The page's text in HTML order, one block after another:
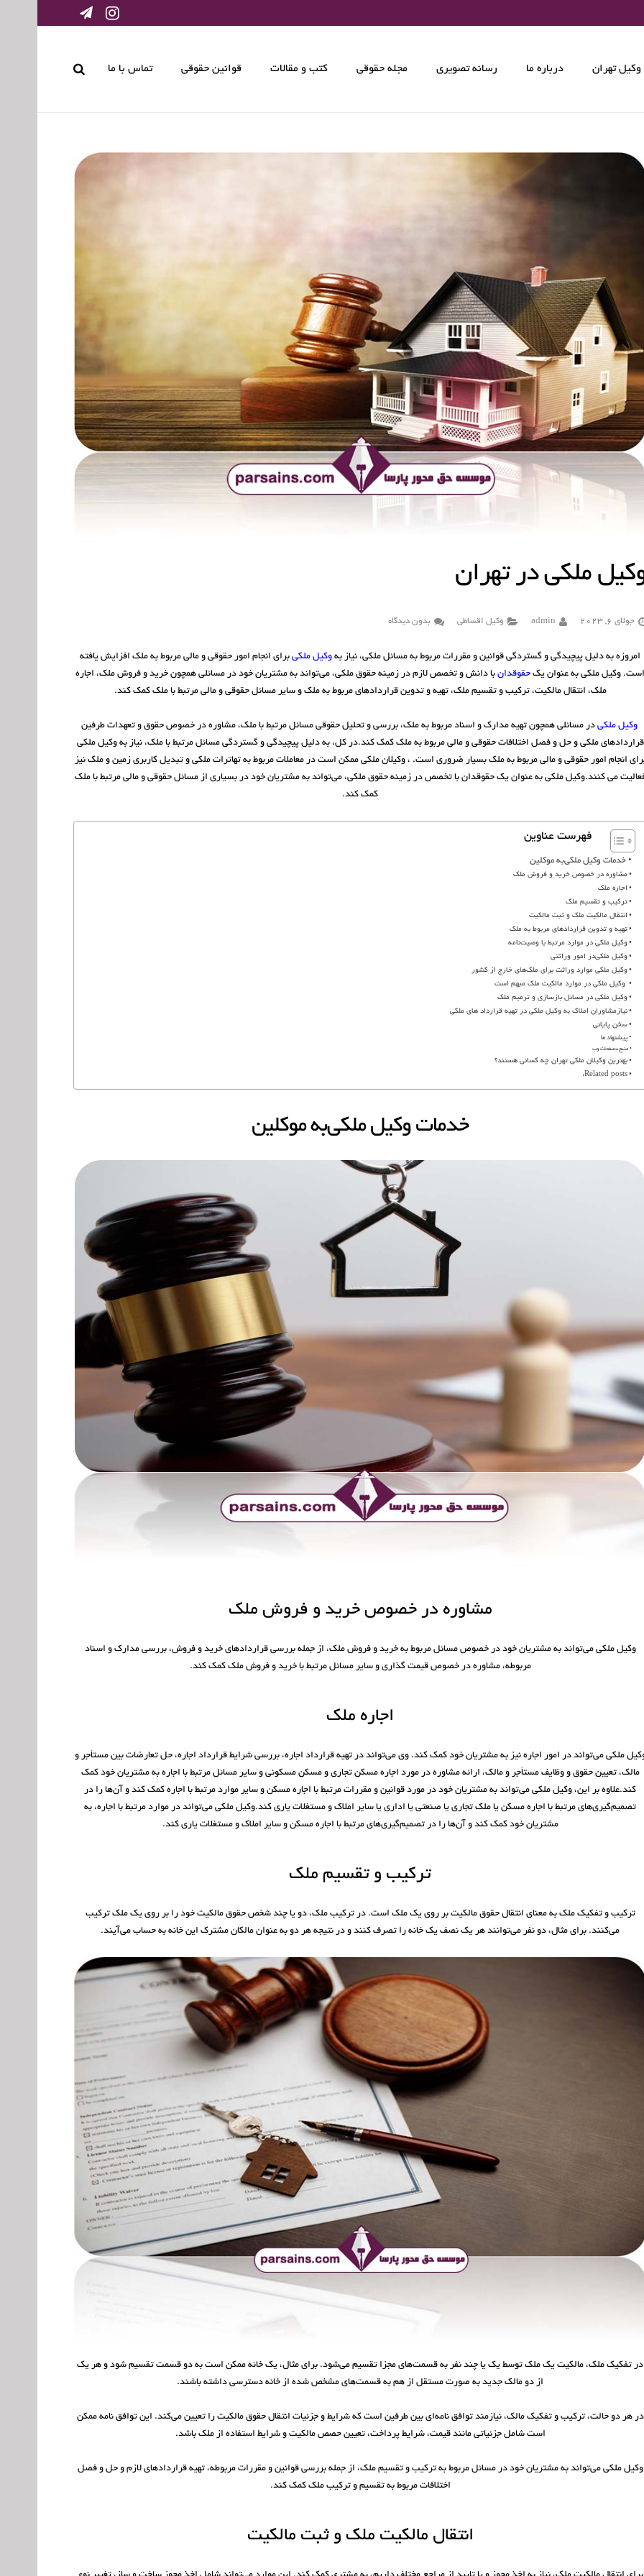
وکیل تهران درباره ما رسانه تصویری مجله حقوقی کتب و مقالات قوانین حقوقی تماس با ما
ملکی در تهران
جولای 6, 2023 admin وکیل اقساطی بدون دیدگاه
امروزه به دلیل پیچیدگی و گستردگی قوانین و مقررات مربوط به مسائل ملکی، نیاز به وکیل ملکی برای انجام امور حقوقی و مالی مربوط به ملک افزایش یافته
است. وکیل ملکی به عنوان یک حقوقدان با دانش و تخصص لازم در زمینه حقوق ملکی، می‌تواند به مشتریان خود در مسائلی همچون خرید و فروش ملک، اجاره
ملک، انتقال مالکیت، ترکیب و تقسیم ملک، تهیه و تدوین قراردادهای مربوط به ملک و سایر مسائل حقوقی و مالی مرتبط با ملک کمک کند.
وکیل ملکی در مسائلی همچون تهیه مدارک و اسناد مربوط به ملک، بررسی و تحلیل حقوقی مسائل مرتبط با ملک، مشاوره در خصوص حقوق و تعهدات طرفین
قراردادهای ملکی و حل و فصل اختلافات حقوقی و مالی مربوط به ملک کمک کند.در کل، به دلیل پیچیدگی و گستردگی مسائل مرتبط با ملک، نیاز به وکیل ملکی
انجام امور حقوقی و مالی مربوط به ملک بسیار ضروری است. ، وکیلان ملکی ممکن است در معاملات مربوط به تهاترات ملکی و تبدیل کاربری زمین و ملک نیز
می کنند.وکیل ملکی به عنوان یک حقوقدان با تخصص در زمینه حقوق ملکی، می‌تواند به مشتریان خود در بسیاری از مسائل حقوقی و مالی مرتبط با ملک
کمک کند.
فهرست عناوین
خدمات وکیل ملکی‌به موکلین
مشاوره در خصوص خرید و فروش ملک
اجاره ملک
ترکیب و تقسیم ملک
انتقال مالکیت ملک و ثبت مالکیت
تهیه و تدوین قراردادهای مربوط به ملک
وکیل ملکی در موارد مرتبط با وصیت‌نامه
وکیل ملکی‌در امور وراثتی
وکیل ملکی موارد وراثت برای ملک‌های خارج از کشور
وکیل ملکی در موارد مالکیت ملک مبهم است
وکیل ملکی در مسائل بازسازی و ترمیم ملک
نیازمشاوران املاک به وکیل ملکی در تهیه قرارداد های ملکی
سخن پایانی
پیشنهاد ما
منبع=صفحات وب
بهترین وکیلان ملکی تهران چه کسانی هستند؟
Related posts:
خدمات وکیل ملکی‌به موکلین
مشاوره در خصوص خرید و فروش ملک
وکیل ملکی می‌تواند به مشتریان خود در خصوص مسائل مربوط به خرید و فروش ملک، از جمله بررسی قراردادهای خرید و فروش، بررسی مدارک و اسناد
مربوطه، مشاوره در خصوص قیمت گذاری و سایر مسائل مرتبط با خرید و فروش ملک کمک کند.
اجاره ملک
ملکی می‌تواند در امور اجاره نیز به مشتریان خود کمک کند. وی می‌تواند در تهیه قرارداد اجاره، بررسی شرایط قرارداد اجاره، حل تعارضات بین مستأجر و
مالک، تعیین حقوق و وظایف مستأجر و مالک، ارائه مشاوره در مورد اجاره مسکن تجاری و مسکن مسکونی و سایر مسائل مرتبط با اجاره به مشتریان خود کمک
کند.علاوه بر این، وکیل ملکی می‌تواند به مشتریان خود در مورد قوانین و مقررات مرتبط با اجاره مسکن و سایر موارد مرتبط با اجاره کمک کند و آن‌ها را در
تصمیم‌گیری‌های مرتبط با اجاره مسکن یا ملک تجاری یا صنعتی یا اداری یا سایر املاک و مستغلات یاری کند.وکیل ملکی می‌تواند در موارد مرتبط با اجاره، به
مشتریان خود کمک کند و آن‌ها را در تصمیم‌گیری‌های مرتبط با اجاره مسکن و سایر املاک و مستغلات یاری کند.
ترکیب و تقسیم ملک
ترکیب و تفکیک ملک به معنای انتقال حقوق مالکیت بر روی یک ملک است. در ترکیب ملک، دو یا چند شخص حقوق مالکیت خود را بر روی یک ملک ترکیب
می‌کنند. برای مثال، دو نفر می‌توانند هر یک نصف یک خانه را تصرف کنند و در نتیجه هر دو به عنوان مالکان مشترک این خانه به حساب می‌آیند.
در تفکیک ملک، مالکیت یک ملک توسط یک یا چند نفر به قسمت‌های مجزا تقسیم می‌شود. برای مثال، یک خانه ممکن است به دو قسمت تقسیم شود و هر یک
از دو مالک جدید به صورت مستقل از هم به قسمت‌های مشخص شده از خانه دسترسی داشته باشند.
در هر دو حالت، ترکیب و تفکیک مالک، نیازمند توافق نامه‌ای بین طرفین است که شرایط و جزئیات انتقال حقوق مالکیت را تعیین می‌کند. این توافق نامه ممکن
است شامل جزئیاتی مانند قیمت، شرایط پرداخت، تعیین حصص مالکیت و شرایط استفاده از ملک باشد.
وکیل ملکی می‌تواند به مشتریان خود در مسائل مربوط به ترکیب و تقسیم ملک، از جمله بررسی قوانین و مقررات مربوطه، تهیه قراردادهای لازم و حل و فصل
اختلافات مربوط به تقسیم و ترکیب ملک کمک کند.
انتقال مالکیت ملک و ثبت مالکیت